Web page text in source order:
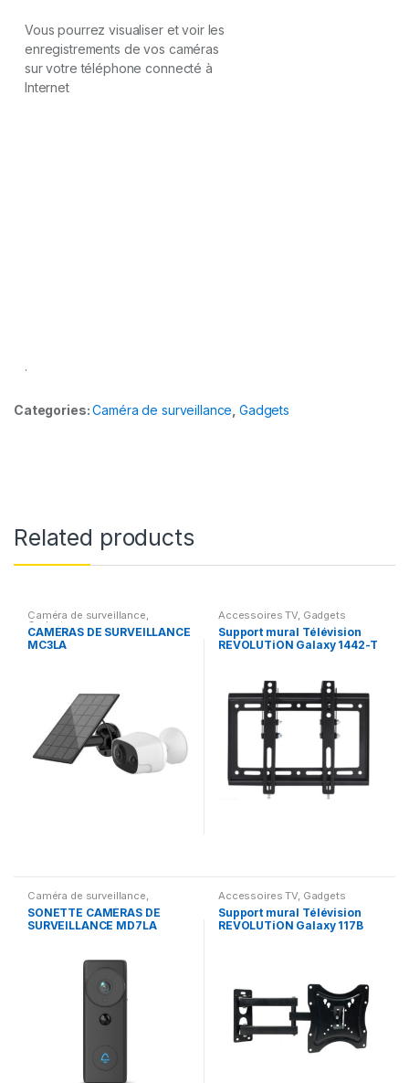
Vous pourrez visualiser et voir les
enregistrements de vos caméras
sur votre téléphone connecté à
Internet
.
Categories:Caméra de surveillance Gadgets
Related products
Caméra de surveillance,
Gadgets
CAMÉRAS DE SURVEILLANCE
MC3LA
Accessoires TV, Gadgets
Support mural Télévision
REVOLUTiON Galaxy 1442-T
Caméra de surveillance,
Gadgets
SONETTE CAMÉRAS DE
SURVEILLANCE MD7LA
Accessoires TV, Gadgets
Support mural Télévision
REVOLUTiON Galaxy 117B